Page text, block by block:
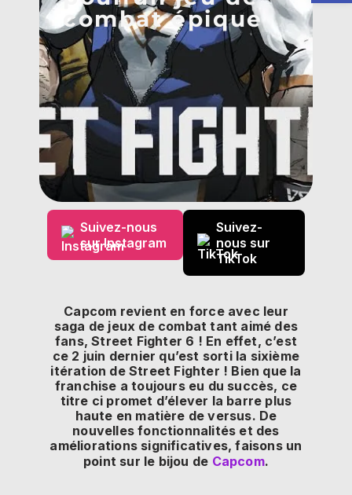
combat épique
Suivez-nous
sur Instagram
Suivez-
nous sur
TikTok
Capcom revient en force avec leur
saga de jeux de combat tant aimé des
fans, Street Fighter 6 ! En effet, c’est
ce 2 juin dernier qu’est sorti la sixième
itération de Street Fighter ! Bien que la
franchise a toujours eu du succès, ce
titre ci promet d’élever la barre plus
haute en matière de versus. De
nouvelles fonctionnalités et des
améliorations significatives, faisons un
point sur le bijou de Capcom.